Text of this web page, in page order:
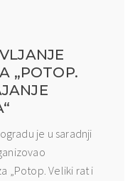
„POTOP.
je u saradnji
„Potop. Veliki rat i